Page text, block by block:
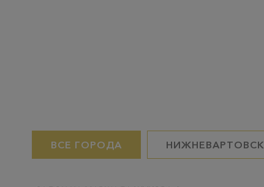
ВСЕ ГОРОДА НИЖНЕВАРТОВСК